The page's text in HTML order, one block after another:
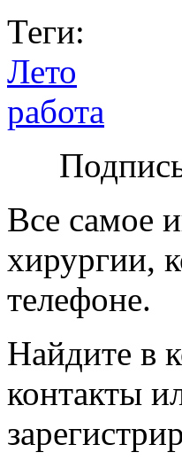
Теги:
Лето
работа
Все самое
хирургии,
телефоне.
Найдите в
контакты